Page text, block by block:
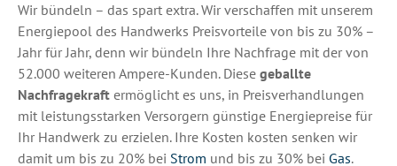
Wir bündeln – das spart extra. Wir verschaffen mit unserem
Energiepool des Handwerks Preisvorteile von bis zu 30% –
Jahr für Jahr, denn wir bündeln Ihre Nachfrage mit der von
52.000 weiteren Ampere-Kunden. Diese geballte
Nachfragekraft ermöglicht es uns, in Preisverhandlungen
mit leistungsstarken Versorgern günstige Energiepreise für
Ihr Handwerk zu erzielen. Ihre Kosten kosten senken wir
damit um bis zu 20% bei Strom und bis zu 30% bei Gas.